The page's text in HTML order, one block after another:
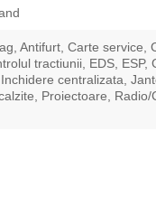
Antifurt, Carte service,
tractiunii, EDS,
centralizata,
Proiectoare, Radio/